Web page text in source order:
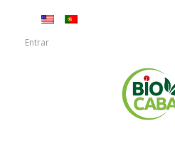
Entrar